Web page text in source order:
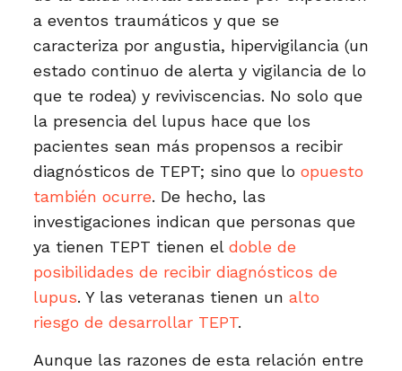
a eventos traumáticos y que se
caracteriza por angustia, hipervigilancia (un
estado continuo de alerta y vigilancia de lo
que te rodea) y reviviscencias. No solo que
la presencia del lupus hace que los
pacientes sean más propensos a recibir
diagnósticos de TEPT; sino que lo opuesto
también ocurre. De hecho, las
investigaciones indican que personas que
ya tienen TEPT tienen el doble de
posibilidades de recibir diagnósticos de
lupus. Y las veteranas tienen un alto
riesgo de desarrollar TEPT.
Aunque las razones de esta relación entre